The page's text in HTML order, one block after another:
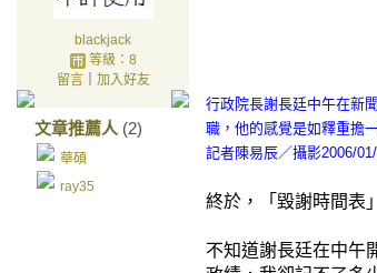
blackjack
等級：8
留言｜ 加入好友
文章推薦人 (2)
華碩
ray35
行政院長謝長廷中午在新
職，他的感覺是如釋重擔
記者陳易辰／攝影2006/
終於，「毀謝時間表
不知道謝長廷在中午